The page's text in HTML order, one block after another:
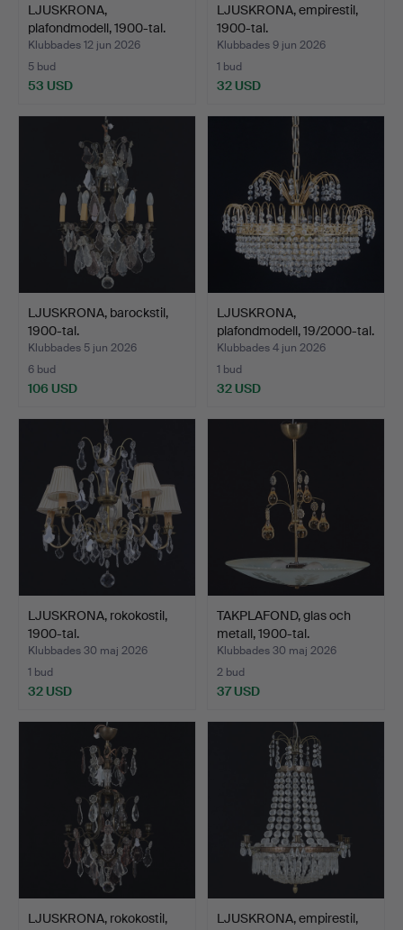
LJUSKRONA,
plafondmodell, 1900-tal.
Klubbades 12 jun 2026
5 bud
53 USD
LJUSKRONA, empirestil,
1900-tal.
Klubbades 9 jun 2026
1 bud
32 USD
LJUSKRONA, barockstil,
1900-tal.
Klubbades 5 jun 2026
6 bud
106 USD
LJUSKRONA,
plafondmodell, 19/2000-tal.
Klubbades 4 jun 2026
1 bud
32 USD
LJUSKRONA, rokokostil,
1900-tal.
Klubbades 30 maj 2026
1 bud
32 USD
TAKPLAFOND, glas och
metall, 1900-tal.
Klubbades 30 maj 2026
2 bud
37 USD
LJUSKRONA, rokokostil,
LJUSKRONA, empirestil,